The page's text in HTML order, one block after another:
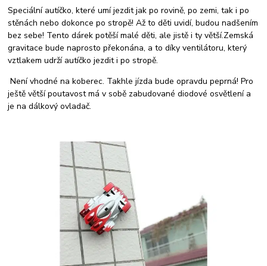
Speciální autíčko, které umí jezdit jak po rovině, po zemi, tak i po
stěnách nebo dokonce po stropě! Až to děti uvidí, budou nadšením
bez sebe! Tento dárek potěší malé děti, ale jistě i ty větší.Zemská
gravitace bude naprosto překonána, a to díky ventilátoru, který
vztlakem udrží autíčko jezdit i po stropě.
Není vhodné na koberec. Takhle jízda bude opravdu peprná! Pro
ještě větší poutavost má v sobě zabudované diodové osvětlení a
je na dálkový ovladač.